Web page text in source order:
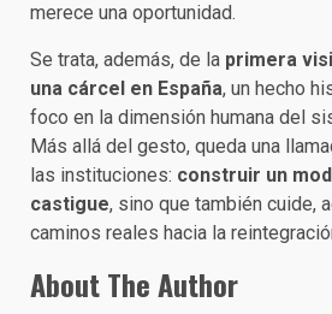
merece una oportunidad.
Se trata, además, de la primera
una cárcel en España, un hecho
foco en la dimensión humana del
Más allá del gesto, queda una
las instituciones: construir un
castigue, sino que también cuide,
caminos reales hacia la
About The Author